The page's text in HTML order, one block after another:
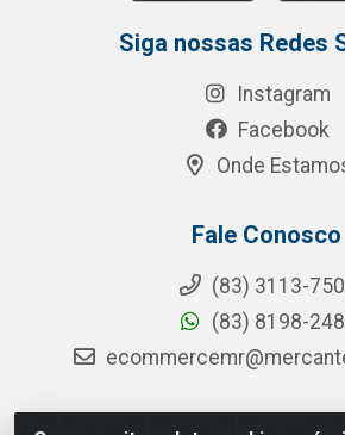
Siga nossas Redes
Instagram
Facebook
Onde
Fale Conosco
(83) 3113-
(83) 8198-